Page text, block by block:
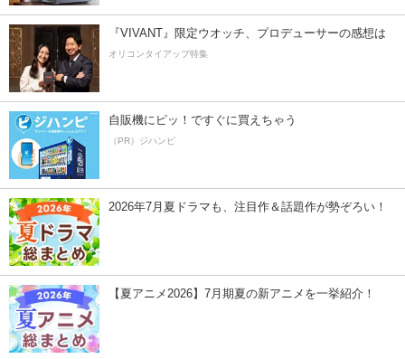
『VIVANT』限定ウオッチ、プロデューサーの感想は
オリコンタイアップ特集
自販機にピッ！ですぐに買えちゃう
（PR）ジハンピ
2026年7月夏ドラマも、注目作＆話題作が勢ぞろい！
【夏アニメ2026】7月期夏の新アニメを一挙紹介！